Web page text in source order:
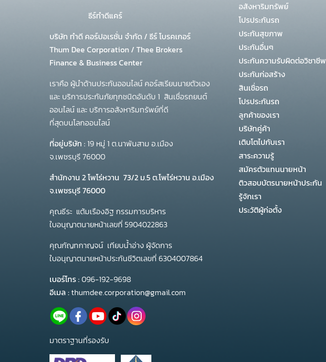
ธีร์ทำดีแคร์
บริษัท ทำดี คอร์ปอเรชั่น จำกัด / ธีร์ โบรคเกอร์
Thum Dee Corporation / Thee Brokers
Finance & Business Center
เราคือ ผู้นำด้านประกันออนไลน์ คอร์สเรียนนายตัวเอง
และ บริการประกันภัยทุกชนิดอันดับ 1 สินเชื่อรถยนต์
ออนไลน์ และ บริการอสังหาริมทรัพย์ที่ดี
ที่สุดบนโลกออนไลน์
ที่อยู่บริษัท :19 หมู่ 1 ต.นาพันสาม อ.เมือง
จ.เพชรบุรี 76000
สำนักงาน 2 โพโร่หวาน 73/2 ม.5 ต.โพไร่หวาน อ.เมือง
จ.เพชรบุรี 76000
คุณธีระ แต้มเรืองอิฐ กรรมการบริหาร
ใบอนุญาตนายหน้าเลขที่ 5904022863
คุณกัญทกาญจน์ เทียบน้ำอ่าง ผู้จัดการ
ใบอนุญาตนายหน้าประกันชีวิตเลขที่ 6304007864
เบอร์โทร :096-192-9698
อีเมล :thumdee.corporation@gmail.com
มาตราฐานที่รองรับ
อสังหาริมทรัพย์
โปรประกันรถ
ประกันสุขภาพ
ประกันอื่นๆ
ประกันความรับผิดต่อวิชาชีพ
ประกันก่อสร้าง
สินเชื่อรถ
โปรประกันรถ
ลูกค้าของเรา
บริษัทคู่ค้า
เติบโตไปกับเรา
สาระความรู้
สมัครตัวแทนนายหน้า
ติวสอบบัตรนายหน้าประกัน
รู้จักเรา
ประวัติผู้ก่อตั้ง